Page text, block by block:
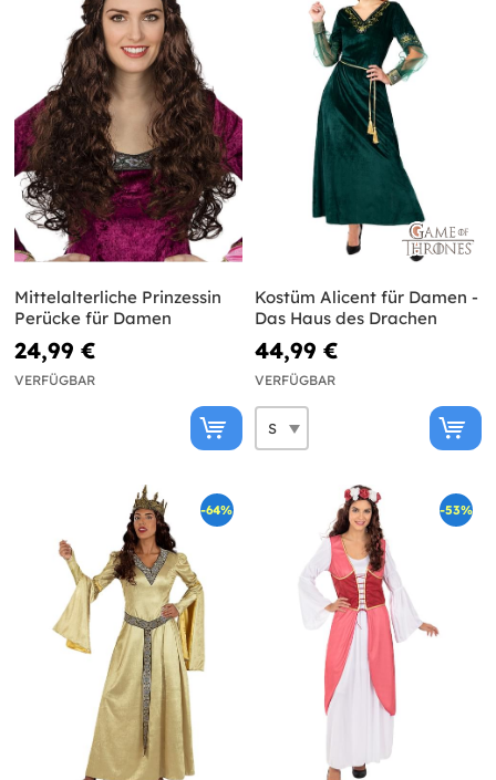
Mittelalterliche Prinzessin
Perücke für Damen
24,99 €
VERFÜGBAR
Kostüm Alicent für Damen -
Das Haus des Drachen
44,99 €
VERFÜGBAR
-64% -53%